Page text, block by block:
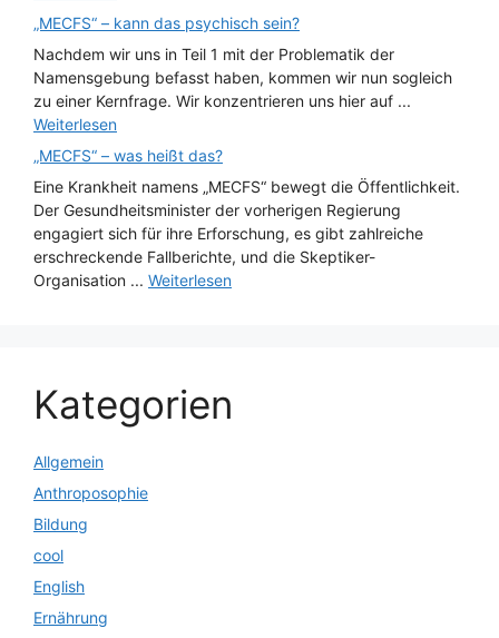
„MECFS“ – kann das psychisch sein?
Nachdem wir uns in Teil 1 mit der Problematik der
Namensgebung befasst haben, kommen wir nun sogleich
zu einer Kernfrage. Wir konzentrieren uns hier auf ...
Weiterlesen
„MECFS“ – was heißt das?
Eine Krankheit namens „MECFS“ bewegt die Öffentlichkeit.
Der Gesundheitsminister der vorherigen Regierung
engagiert sich für ihre Erforschung, es gibt zahlreiche
erschreckende Fallberichte, und die Skeptiker-
Organisation ... Weiterlesen
Kategorien
Allgemein
Anthroposophie
Bildung
cool
English
Ernährung